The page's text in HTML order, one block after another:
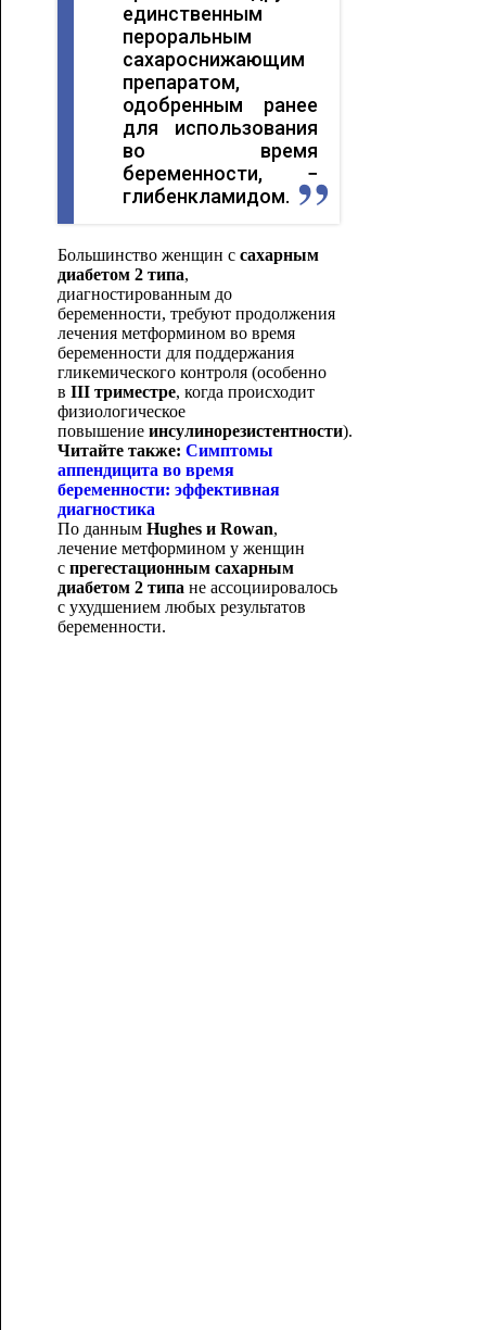
единственным
пероральным
сахароснижающим
препаратом,
одобренным ранее
для использования
во время
беременности, −
глибенкламидом.
Большинство женщин с сахарным
диабетом 2 типа,
диагностированным до
беременности, требуют продолжения
лечения метформином во время
беременности для поддержания
гликемического контроля (особенно
в IIIтриместре, когда происходит
физиологическое
повышение инсулинорезистентности).
Читайте также: Симптомы
аппендицита во время
беременности: эффективная
диагностика
По данным Hughesи Rowan,
лечение метформином у женщин
с прегестационным сахарным
диабетом 2 типа не ассоциировалось
с ухудшением любых результатов
беременности.